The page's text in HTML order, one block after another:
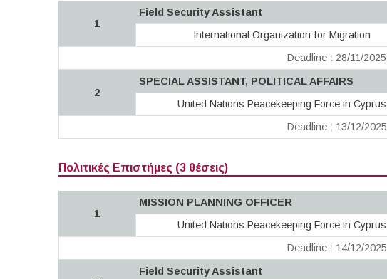
1
Field Security Assistant
International Organization for Migration
Deadline : 28/11/2025
2
SPECIAL ASSISTANT, POLITICAL AFFAIRS
United Nations Peacekeeping Force in Cyprus
Deadline : 13/12/2025
Πολιτικές Επιστήμες (3 θέσεις)
1
MISSION PLANNING OFFICER
United Nations Peacekeeping Force in Cyprus
Deadline : 14/12/2025
Field Security Assistant